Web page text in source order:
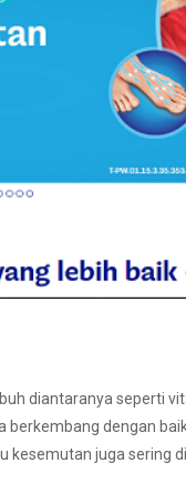
diantaranya seperti
dengan
juga sering